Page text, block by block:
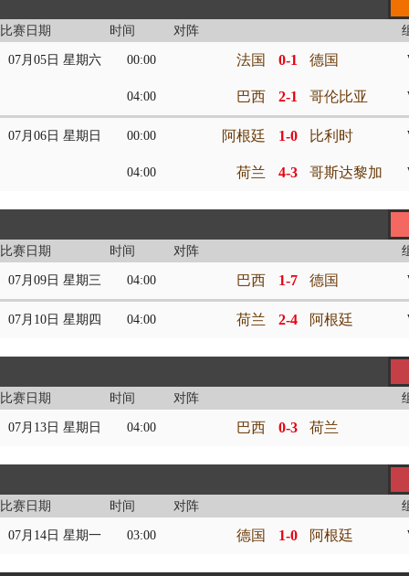
比赛日期 时间 对阵
07月05日 星期六 00:00 法国 0-1 德国
04:00 巴西 2-1 哥伦比亚
07月06日 星期日 00:00 阿根廷 1-0 比利时
04:00 荷兰 4-3 哥斯达黎加
比赛日期 时间 对阵
07月09日 星期三 04:00 巴西 1-7 德国
07月10日 星期四 04:00 荷兰 2-4 阿根廷
比赛日期 时间 对阵
07月13日 星期日 04:00 巴西 0-3 荷兰
比赛日期 时间 对阵
07月14日 星期一 03:00 德国 1-0 阿根廷